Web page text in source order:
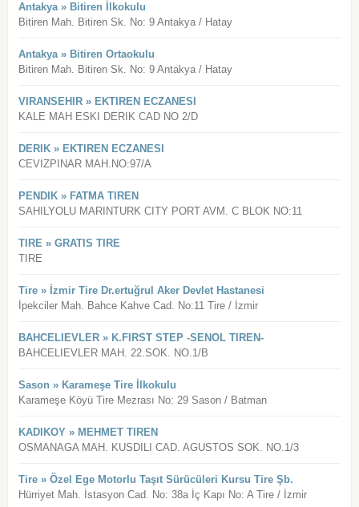
Antakya » Bitiren İlkokulu
Bitiren Mah. Bitiren Sk. No: 9 Antakya / Hatay
Antakya » Bitiren Ortaokulu
Bitiren Mah. Bitiren Sk. No: 9 Antakya / Hatay
VIRANSEHIR » EKTIREN ECZANESI
KALE MAH ESKI DERIK CAD NO 2/D
DERIK » EKTIREN ECZANESI
CEVIZPINAR MAH.NO:97/A
PENDIK » FATMA TIREN
SAHILYOLU MARINTURK CITY PORT AVM. C BLOK NO:11
TIRE » GRATIS TIRE
TIRE
Tire » İzmir Tire Dr.ertuğrul Aker Devlet Hastanesi
İpekciler Mah. Bahce Kahve Cad. No:11 Tire / İzmir
BAHCELIEVLER » K.FIRST STEP -SENOL TIREN-
BAHCELIEVLER MAH. 22.SOK. NO.1/B
Sason » Karameşe Tire İlkokulu
Karameşe Köyü Tire Mezrası No: 29 Sason / Batman
KADIKOY » MEHMET TIREN
OSMANAGA MAH. KUSDILI CAD. AGUSTOS SOK. NO.1/3
Tire » Özel Ege Motorlu Taşıt Sürücüleri Kursu Tire Şb.
Hürriyet Mah. İstasyon Cad. No: 38a İç Kapı No: A Tire / İzmir